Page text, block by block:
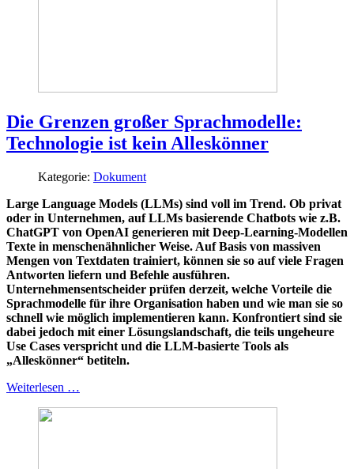
Die Grenzen großer Sprachmodelle:
Technologie ist kein Alleskönner
Kategorie: Dokument
Large Language Models (LLMs) sind voll im Trend. Ob privat
oder in Unternehmen, auf LLMs basierende Chatbots wie z.B.
ChatGPT von OpenAI generieren mit Deep-Learning-Modellen
Texte in menschenähnlicher Weise. Auf Basis von massiven
Mengen von Textdaten trainiert, können sie so auf viele Fragen
Antworten liefern und Befehle ausführen.
Unternehmensentscheider prüfen derzeit, welche Vorteile die
Sprachmodelle für ihre Organisation haben und wie man sie so
schnell wie möglich implementieren kann. Konfrontiert sind sie
dabei jedoch mit einer Lösungslandschaft, die teils ungeheure
Use Cases verspricht und die LLM-basierte Tools als
„Alleskönner“ betiteln.
Weiterlesen …